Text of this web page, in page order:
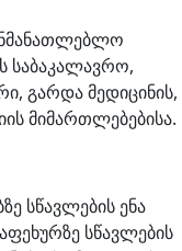
საბაკალავრო,
გარდა მედიცინის,
მიმართლებებისა.
სწავლების ენა
სწავლების